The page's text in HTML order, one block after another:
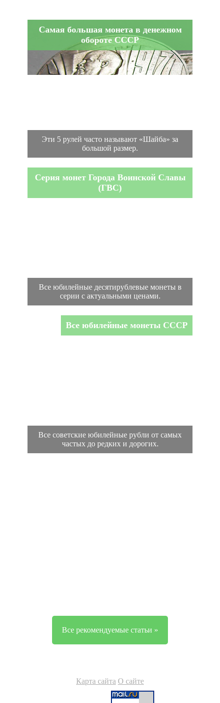
Самая большая монета в денежном
обороте СССР
Эти 5 рулей часто называют «Шайба» за
большой размер.
Серия монет Города Воинской Славы
(ГВС)
Все юбилейные десятирублевые монеты в
серии с актуальными ценами.
Все юбилейные монеты СССР
Все советские юбилейные рубли от самых
частых до редких и дорогих.
Все рекомендуемые статьи »
Карта сайта О сайте